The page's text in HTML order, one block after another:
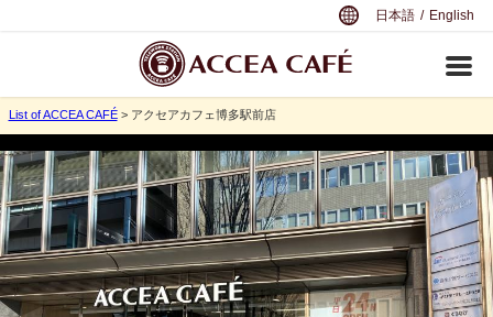
日本語 / English
List of ACCEA CAFÉ> アクセアカフェ博多駅前店